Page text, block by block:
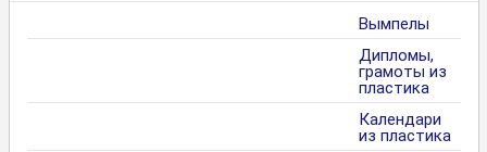
Вымпелы
Дипломы,
грамоты из
пластика
Календари
из пластика